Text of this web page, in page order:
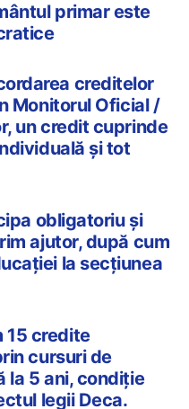
primar este
creditelor
Monitorul Oficial /
un credit cuprinde
și tot
obligatoriu și
ajutor, după cum
la secțiunea
15 credite
cursuri de
la 5 ani, condiție
legii Deca.